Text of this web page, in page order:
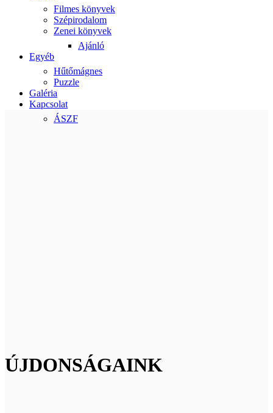
Filmes könyvek
Szépirodalom
Zenei könyvek
Ajánló
Egyéb
Hűtőmágnes
Puzzle
Galéria
Kapcsolat
ÁSZF
ÚJDONSÁGAINK